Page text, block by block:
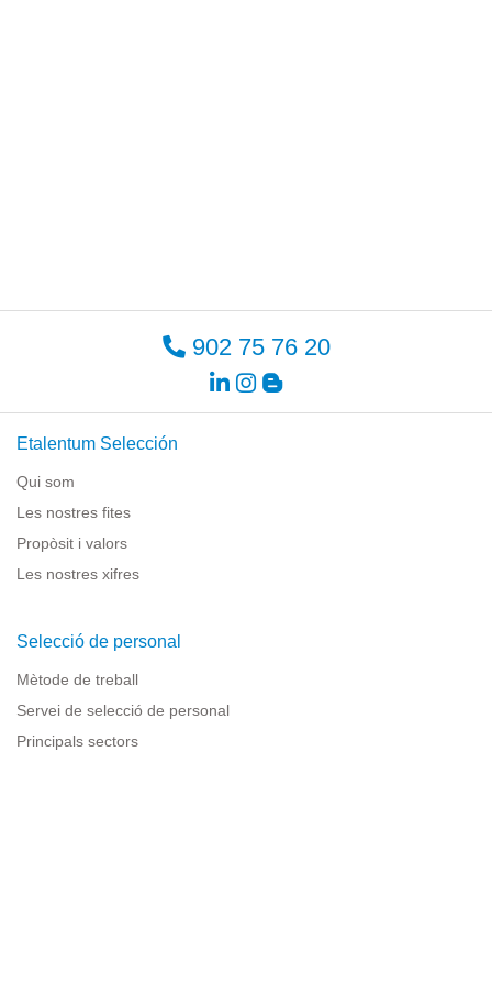
902 75 76 20
Etalentum Selección
Qui som
Les nostres fites
Propòsit i valors
Les nostres xifres
Selecció de personal
Mètode de treball
Servei de selecció de personal
Principals sectors